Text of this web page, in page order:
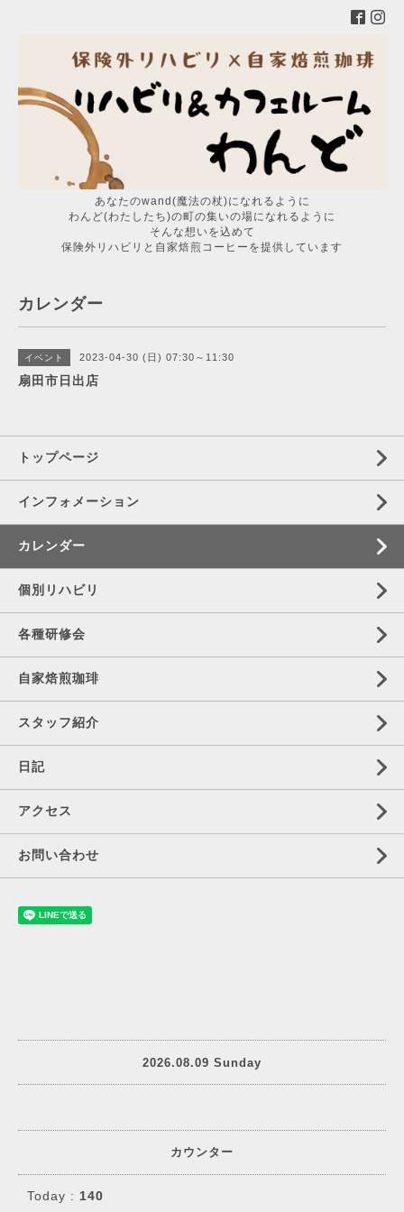
あなたのwand(魔法の杖)になれるように
わんど(わたしたち)の町の集いの場になれるように
そんな想いを込めて
保険外リハビリと自家焙煎コーヒーを提供しています
カレンダー
イベント 2023-04-30 (日) 07:30～11:30
扇田市日出店
トップページ
インフォメーション
カレンダー
個別リハビリ
各種研修会
自家焙煎珈琲
スタッフ紹介
日記
アクセス
お問い合わせ
2026.08.09 Sunday
カウンター
Today : 140